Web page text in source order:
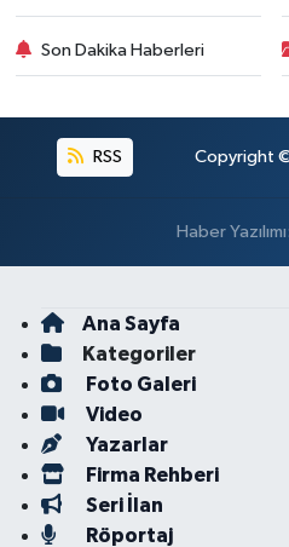
Son Dakika Haberleri
RSS Copyright ©
Haber Yazılımı:
Ana Sayfa
Kategoriler
Foto Galeri
Video
Yazarlar
Firma Rehberi
Seri İlan
Röportaj